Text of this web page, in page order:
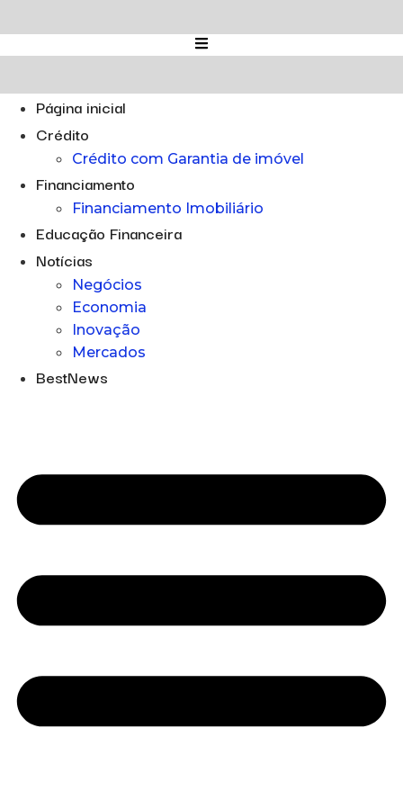
para
o
Página inicial
Crédito
Crédito com Garantia de imóvel
Financiamento
Financiamento Imobiliário
Educação Financeira
Notícias
Negócios
Economia
Inovação
Mercados
BestNews